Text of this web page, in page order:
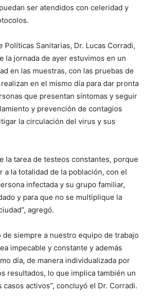
ser atendidos con celeridad y
Políticas Sanitarias, Dr. Lucas Corradi,
la jornada de ayer estuvimos en un
en las muestras, con las pruebas de
en el mismo día para dar pronta
que presentan síntomas y seguir
y prevención de contagios
la circulación del virus y sus
la tarea de testeos constantes, porque
a la totalidad de la población, con el
infectada y su grupo familiar,
y para que no se multiplique la
agregó.
de siempre a nuestro equipo de trabajo
impecable y constante y además
día, de manera individualizada por
resultados, lo que implica también un
activos”, concluyó el Dr. Corradi.